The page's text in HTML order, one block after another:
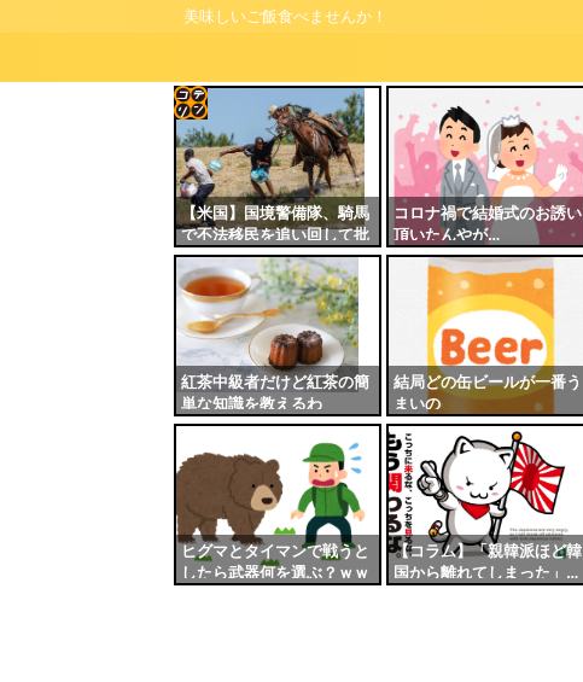
美味しいご飯食べませんか！
【米国】国境警備隊、騎馬
で不法移民を追い回して批
判殺到
コロナ禍で結婚式のお誘い
頂いたんやが…
紅茶中級者だけど紅茶の簡
単な知識を教えるわ
結局どの缶ビールが一番う
まいの
ヒグマとタイマンで戦うと
したら武器何を選ぶ？ｗｗ
【コラム】「親韓派ほど韓
国から離れてしまった」…
コテ
リン
- 固
定リ
ンク
自動
更新
ツー
ル